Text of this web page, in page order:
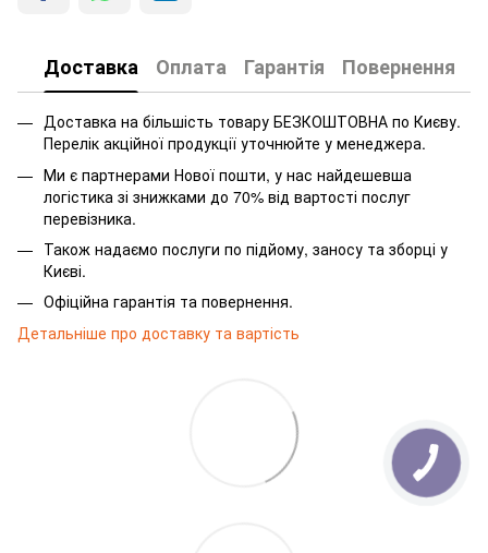
Доставка Оплата Гарантія Повернення
Доставка на більшість товару БЕЗКОШТОВНА по Києву.
Перелік акційної продукції уточнюйте у менеджера.
Ми є партнерами Нової пошти, у нас найдешевша
логістика зі знижками до 70% від вартості послуг
перевізника.
Також надаємо послуги по підйому, заносу та зборці у
Києві.
Офіційна гарантія та повернення.
Детальніше про доставку та вартість